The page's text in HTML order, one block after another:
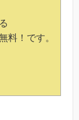
料！です。